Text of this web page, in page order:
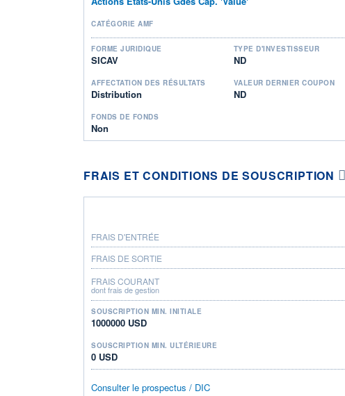
CATÉGORIE AMF
FORME JURIDIQUE
SICAV
TYPE D'INVESTISSEUR
ND
AFFECTATION DES RÉSULTATS
Distribution
VALEUR DERNIER COUPON
ND
FONDS DE FONDS
Non
FRAIS ET CONDITIONS DE SOUSCRIPTION
FRAIS D'ENTRÉE
FRAIS DE SORTIE
FRAIS COURANT
dont frais de gestion
SOUSCRIPTION MIN. INITIALE
1000000 USD
SOUSCRIPTION MIN. ULTÉRIEURE
0 USD
Consulter le prospectus / DIC